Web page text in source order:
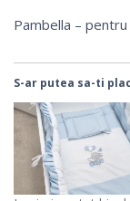
Pambella –
S-ar putea sa-ti